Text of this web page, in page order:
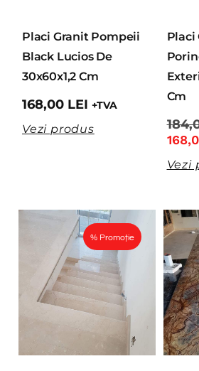
Placi Granit Pompeii
Black Lucios De
30x60x1,2 Cm
168,00 LEI +TVA
Vezi produs
Placi
Cm
Vezi
% Promoție